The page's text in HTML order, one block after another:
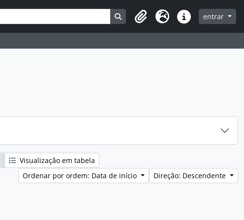
Search in browse page
Clipboard
Idioma Ligações rápidas
entrar
Visualização em tabela
Ordenar por ordem: Data de início
Direção: Descendente